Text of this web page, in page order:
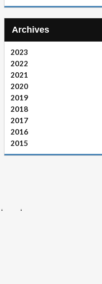
Archives
2023
2022
2021
2020
2019
2018
2017
2016
2015